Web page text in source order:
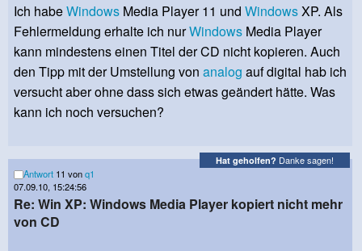
Ich habeWindows Media Player 11 und WindowsXP. Als
Fehlermeldung erhalte ich nurWindows Media Player
kann mindestens einen Titel der CD nicht kopieren. Auch
den Tipp mit der Umstellung von analog auf digital hab ich
versucht aber ohne dass sich etwas geändert hätte. Was
kann ich noch versuchen?
Hat geholfen? Danke sagen!
Antwort 11 vonq1
07.09.10, 15:24:56
Re: Win XP: Windows Media Player kopiert nicht mehr
von CD